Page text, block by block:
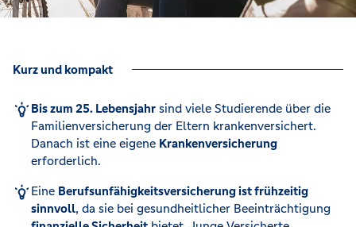
Kurz und kompakt
Bis zum 25. Lebensjahrsind viele Studierende über die
Familienversicherung der Eltern krankenversichert.
Danach ist eine eigene Krankenversicherung
erforderlich.
Eine Berufsunfähigkeitsversicherung ist frühzeitig
sinnvoll, da sie bei gesundheitlicher Beeinträchtigung